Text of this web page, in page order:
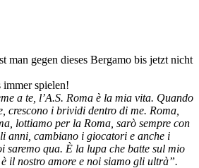
man gegen dieses Bergamo bis jetzt nicht
immer spielen!
a te, l’A.S. Roma è la mia vita. Quando
crescono i brividi dentro di me. Roma,
lottiamo per la Roma, sarò sempre con
anni, cambiano i giocatori e anche i
saremo qua. È la lupa che batte sul mio
il nostro amore e noi siamo gli ultrà”.